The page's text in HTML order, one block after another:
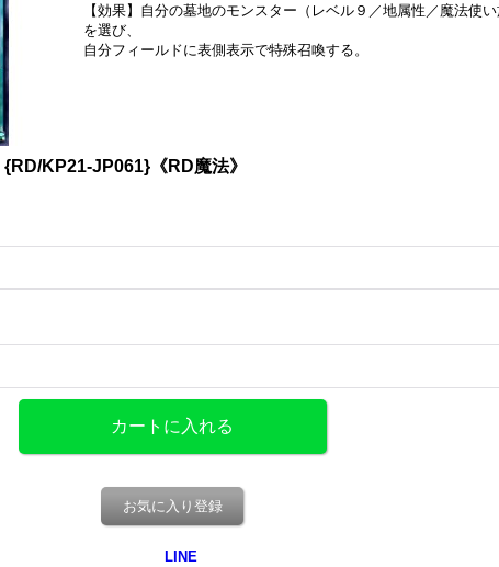
【効果】自分の墓地のモンスター（レベル９／地属性／魔法使
を選び、
自分フィールドに表側表示で特殊召喚する。
KP21-JP061}《RD魔法》
お気に入り登録